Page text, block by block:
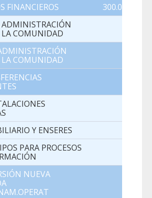
FINANCIEROS
300.000,00
LA COMUNIDAD
LA COMUNIDAD
Y ENSERES
PARA PROCESOS
NUEVA